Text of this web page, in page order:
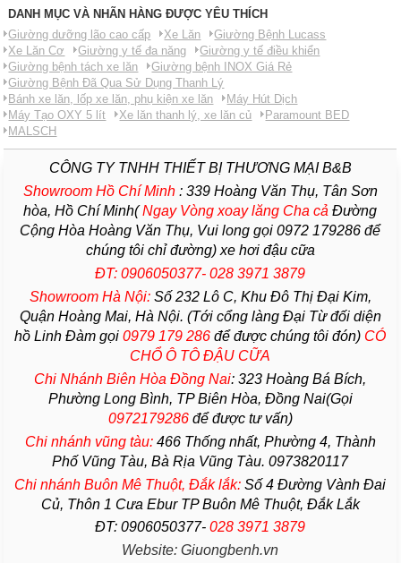
DANH MỤC VÀ NHÃN HÀNG ĐƯỢC YÊU THÍCH
Giường dưỡng lão cao cấp
Xe Lăn
Giường Bệnh Lucass
Xe Lăn Cơ
Giường y tế đa năng
Giường y tế điều khiển
Giường bệnh tách xe lăn
Giường bệnh INOX Giá Rẻ
Giường Bệnh Đã Qua Sử Dụng Thanh Lý
Bánh xe lăn, lốp xe lăn, phụ kiện xe lăn
Máy Hút Dịch
Máy Tạo OXY 5 lít
Xe lăn thanh lý, xe lăn củ
Paramount BED
MALSCH
CÔNG TY TNHH THIẾT BỊ THƯƠNG MẠI B&B
Showroom Hồ Chí Minh:339 Hoàng Văn Thụ, Tân Sơn
hòa, Hồ Chí Minh(Ngay Vòng xoay lăng Cha cả Đường
Cộng Hòa Hoàng Văn Thụ, Vui long gọi 0972 179286 để
chúng tôi chỉ đường) xe hơi đậu cữa
ĐT: 0906050377- 028 3971 3879
Showroom Hà Nội:Số 232 Lô C, Khu Đô Thị Đại Kim,
Quận Hoàng Mai, Hà Nội. (Tới cổng làng Đại Từ đối diện
hồ Linh Đàm gọi0979 179 286 để được chúng tôi đón) CÓ
CHỔ Ô TÔ ĐẬU CỮA
Chi Nhánh Biên Hòa Đồng Nai: 323 Hoàng Bá Bích,
Phường Long Bình, TP Biên Hòa, Đồng Nai(Gọi
0972179286để được tư vấn)
Chi nhánh vũng tàu:466 Thống nhất, Phường4, Thành
Phố Vũng Tàu, Bà Rịa Vũng Tàu. 0973820117
Chi nhánh Buôn Mê Thuột, Đắk lắk:Số 4 Đường Vành Đai
Củ, Thôn 1 Cưa Ebur TP Buôn Mê Thuột, Đắk Lắk
ĐT: 0906050377-028 3971 3879
Website: Giuongbenh.vn